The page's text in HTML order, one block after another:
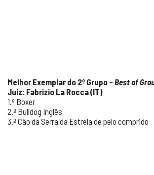
Melhor Exemplar do 2º Grupo – Best of
Juiz: Fabrizio La Rocca (IT)
1.º Boxer
2.º Bulldog Inglês
3.º Cão da Serra da Estrela de pelo comprido